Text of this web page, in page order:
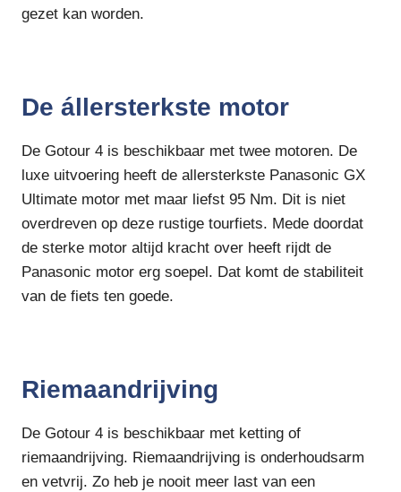
gezet kan worden.
De állersterkste motor
De Gotour 4 is beschikbaar met twee motoren. De
luxe uitvoering heeft de allersterkste Panasonic GX
Ultimate motor met maar liefst 95 Nm. Dit is niet
overdreven op deze rustige tourfiets. Mede doordat
de sterke motor altijd kracht over heeft rijdt de
Panasonic motor erg soepel. Dat komt de stabiliteit
van de fiets ten goede.
Riemaandrijving
De Gotour 4 is beschikbaar met ketting of
riemaandrijving. Riemaandrijving is onderhoudsarm
en vetvrij. Zo heb je nooit meer last van een